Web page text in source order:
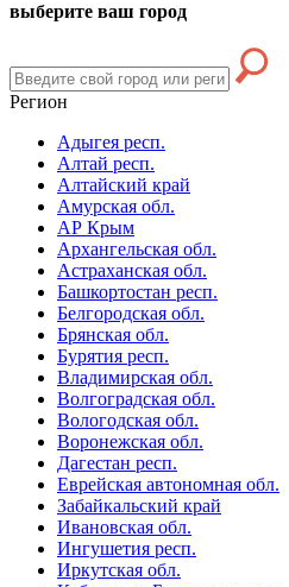
выберите ваш город
Регион
Адыгея респ.
Алтай респ.
Алтайский край
Амурская обл.
АР Крым
Архангельская обл.
Астраханская обл.
Башкортостан респ.
Белгородская обл.
Брянская обл.
Бурятия респ.
Владимирская обл.
Волгоградская обл.
Вологодская обл.
Воронежская обл.
Дагестан респ.
Еврейская автономная обл.
Забайкальский край
Ивановская обл.
Ингушетия респ.
Иркутская обл.